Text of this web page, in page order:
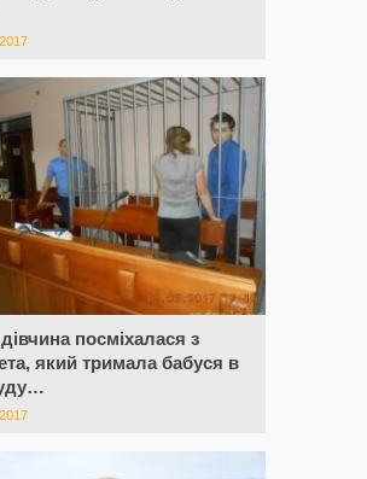
посміхалася з
який тримала бабуся в